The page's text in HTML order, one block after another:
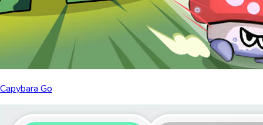
Capybara Go